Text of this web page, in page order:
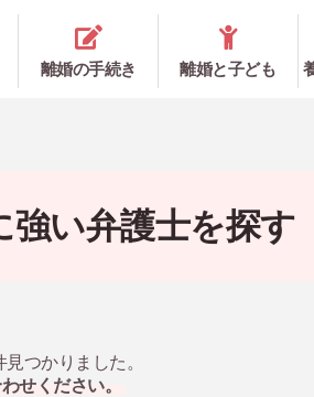
離婚の手続き 離婚と子ども
強い弁護士を探す
つかりました。
せください。